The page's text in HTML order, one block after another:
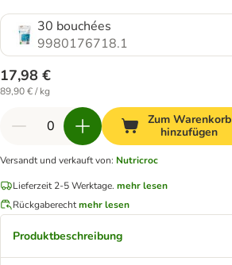
30 bouchées
9980176718.1
17,98 €
89,90 € / kg
Zum Warenkorb
hinzufügen
Versandt und verkauft von: Nutricroc
Lieferzeit 2-5 Werktage. mehr lesen
Rückgaberechtmehr lesen
Produktbeschreibung